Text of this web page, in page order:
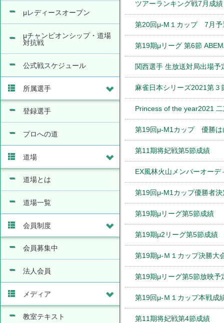
ツアーランキング戦7月成績
第20回μ-M１カップ 7月予
第19期μリーグ 第6節
関西選手 生放送対局出場予
麻雀日本シリーズ2021第３
Princess of the year2021
第19回μ-M1カップ 優勝は
第11期将妃戦第5節成績
EX風林火山メンバーオー
第19回μ-M1カップ優勝者
第19期μリーグ第5節成績
第19期μ2リーグ第5節成績
第19期μ-Ｍ１カップ決勝大
第19期μリーグ第5節放映予
第19回μ-Ｍ１カップ本戦成
第11期将妃戦第4節成績
μレディースオープン
μチャンピオンシップ・道場
対抗戦
公式戦スケジュール
所属選手
登録選手
プロへの道
道場
道場とは
道場一覧
会員制度
会員募集中
法人会員
メディア
教室テキスト